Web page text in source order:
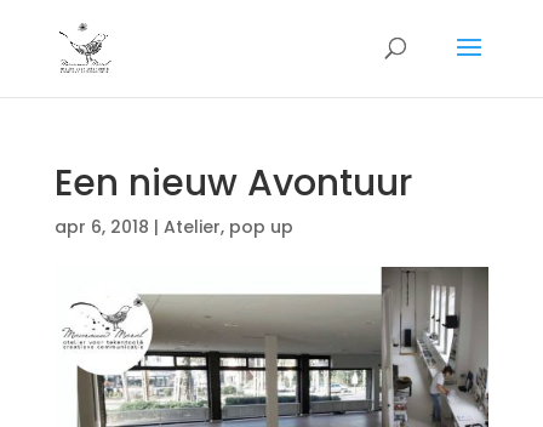
Een nieuw Avontuur
apr 6, 2018 | Atelier, pop up